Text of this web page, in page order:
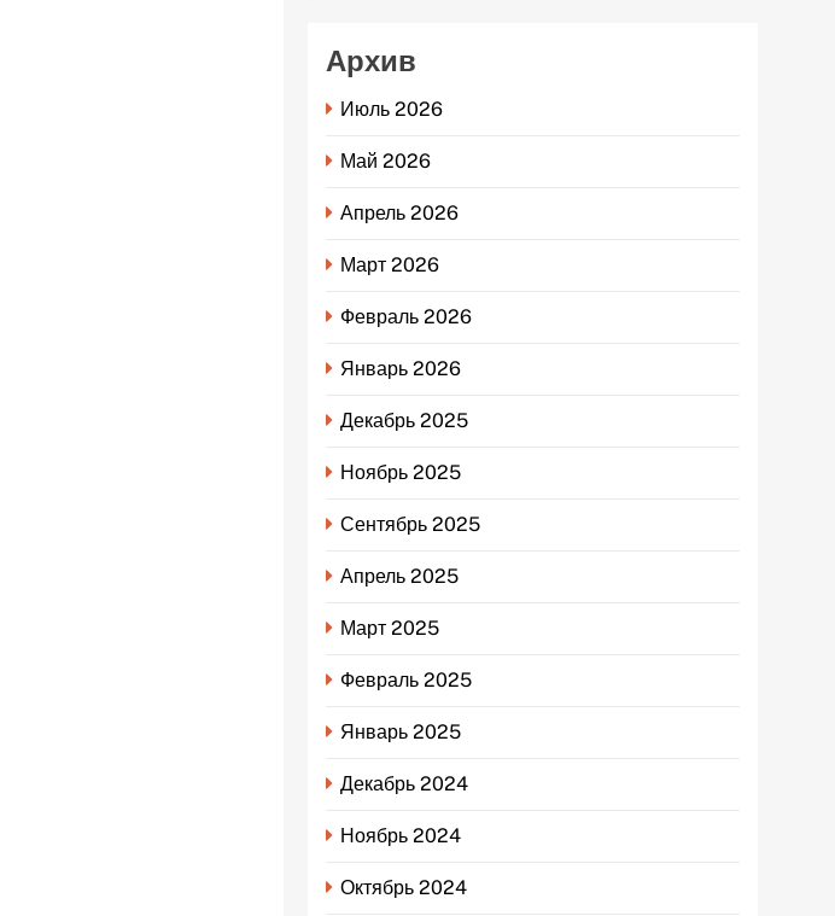
Архив
Июль 2026
Май 2026
Апрель 2026
Март 2026
Февраль 2026
Январь 2026
Декабрь 2025
Ноябрь 2025
Сентябрь 2025
Апрель 2025
Март 2025
Февраль 2025
Январь 2025
Декабрь 2024
Ноябрь 2024
Октябрь 2024